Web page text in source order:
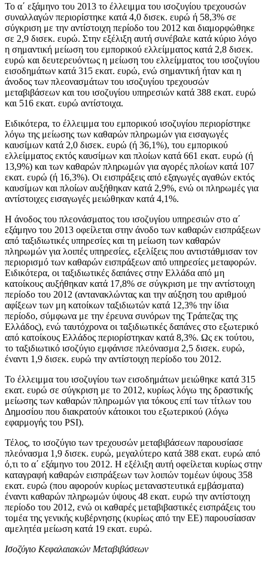
Το α΄ εξάμηνο του 2013 το έλλειμμα του ισοζυγίου τρεχουσών
συναλλαγών περιορίστηκε κατά 4,0 δισεκ. ευρώ ή 58,3% σε
σύγκριση με την αντίστοιχη περίοδο του 2012 και διαμορφώθηκε
σε 2,9 δισεκ. ευρώ. Στην εξέλιξη αυτή συνέβαλε κατά κύριο λόγο
η σημαντική μείωση του εμπορικού ελλείμματος κατά 2,8 δισεκ.
ευρώ και δευτερευόντως η μείωση του ελλείμματος του ισοζυγίου
εισοδημάτων κατά 315 εκατ. ευρώ, ενώ σημαντική ήταν και η
άνοδος των πλεονασμάτων του ισοζυγίου τρεχουσών
μεταβιβάσεων και του ισοζυγίου υπηρεσιών κατά 388 εκατ. ευρώ
και 516 εκατ. ευρώ αντίστοιχα.
Ειδικότερα, το έλλειμμα του εμπορικού ισοζυγίου περιορίστηκε
λόγω της μείωσης των καθαρών πληρωμών για εισαγωγές
καυσίμων κατά 2,0 δισεκ. ευρώ (ή 36,1%), του εμπορικού
ελλείμματος εκτός καυσίμων και πλοίων κατά 661 εκατ. ευρώ (ή
13,9%) και των καθαρών πληρωμών για αγορές πλοίων κατά 107
εκατ. ευρώ (ή 16,3%). Οι εισπράξεις από εξαγωγές αγαθών εκτός
καυσίμων και πλοίων αυξήθηκαν κατά 2,9%, ενώ οι πληρωμές για
αντίστοιχες εισαγωγές μειώθηκαν κατά 4,1%.
Η άνοδος του πλεονάσματος του ισοζυγίου υπηρεσιών στο α΄
εξάμηνο του 2013 οφείλεται στην άνοδο των καθαρών εισπράξεων
από ταξιδιωτικές υπηρεσίες και τη μείωση των καθαρών
πληρωμών για λοιπές υπηρεσίες, εξελίξεις που αντιστάθμισαν τον
περιορισμό των καθαρών εισπράξεων από υπηρεσίες μεταφορών.
Ειδικότερα, οι ταξιδιωτικές δαπάνες στην Ελλάδα από μη
κατοίκους αυξήθηκαν κατά 17,8% σε σύγκριση με την αντίστοιχη
περίοδο του 2012 (αντανακλώντας και την αύξηση του αριθμού
αφίξεων των μη κατοίκων ταξιδιωτών κατά 12,3% την ίδια
περίοδο, σύμφωνα με την έρευνα συνόρων της Τράπεζας της
Ελλάδος), ενώ ταυτόχρονα οι ταξιδιωτικές δαπάνες στο εξωτερικό
από κατοίκους Ελλάδος περιορίστηκαν κατά 8,3%. Ως εκ τούτου,
το ταξιδιωτικό ισοζύγιο εμφάνισε πλεόνασμα 2,5 δισεκ. ευρώ,
έναντι 1,9 δισεκ. ευρώ την αντίστοιχη περίοδο του 2012.
Το έλλειμμα του ισοζυγίου των εισοδημάτων μειώθηκε κατά 315
εκατ. ευρώ σε σύγκριση με το 2012, κυρίως λόγω της δραστικής
μείωσης των καθαρών πληρωμών για τόκους επί των τίτλων του
Δημοσίου που διακρατούν κάτοικοι του εξωτερικού (λόγω
εφαρμογής του PSI).
Τέλος, το ισοζύγιο των τρεχουσών μεταβιβάσεων παρουσίασε
πλεόνασμα 1,9 δισεκ. ευρώ, μεγαλύτερο κατά 388 εκατ. ευρώ από
ό,τι το α΄ εξάμηνο του 2012. Η εξέλιξη αυτή οφείλεται κυρίως στην
καταγραφή καθαρών εισπράξεων των λοιπών τομέων ύψους 358
εκατ. ευρώ (που αφορούν κυρίως μεταναστευτικά εμβάσματα)
έναντι καθαρών πληρωμών ύψους 48 εκατ. ευρώ την αντίστοιχη
περίοδο του 2012, ενώ οι καθαρές μεταβιβαστικές εισπράξεις του
τομέα της γενικής κυβέρνησης (κυρίως από την ΕΕ) παρουσίασαν
αμελητέα μείωση κατά 19 εκατ. ευρώ.
Ισοζύγιο Κεφαλαιακών Μεταβιβάσεων